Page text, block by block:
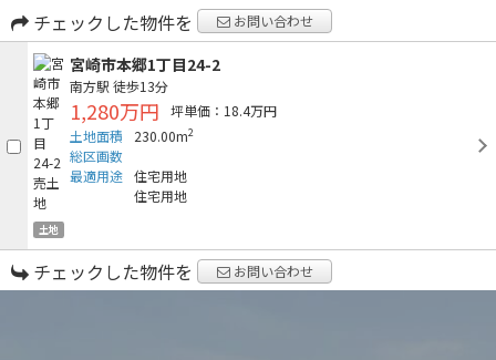
チェックした物件を
お問い合わせ
土地
宮崎市本郷1丁目24-2
南方駅 徒歩13分
1,280万円
坪単価：18.4万円
土地面積
230.00m2
総区画数
最適用途 住宅用地
住宅用地
チェックした物件を お問い合わせ